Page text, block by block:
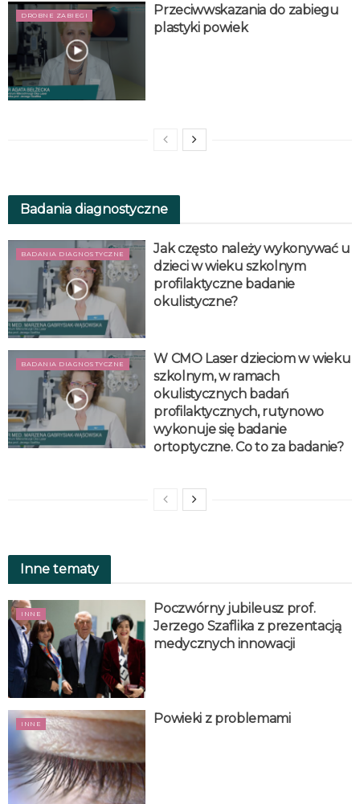
DROBNE ZABIEGI
Przeciwwskazania do zabiegu
plastyki powiek
Badania diagnostyczne
BADANIA DIAGNOSTYCZNE
Jak często należy wykonywać u
dzieci w wieku szkolnym
profilaktyczne badanie
okulistyczne?
BADANIA DIAGNOSTYCZNE
W CMO Laser dzieciom w wieku
szkolnym, w ramach
okulistycznych badań
profilaktycznych, rutynowo
wykonuje się badanie
ortoptyczne. Co to za badanie?
Inne tematy
INNE
Poczwórny jubileusz prof.
Jerzego Szaflika z prezentacją
medycznych innowacji
INNE Powieki z problemami